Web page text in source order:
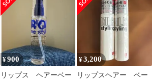
¥900
リップス ヘアーベー
¥3,200
リップスヘアー ベー